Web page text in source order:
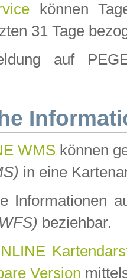
können
31 Tage
auf
WMS können
in eine
Informationen
beziehbar.
Version